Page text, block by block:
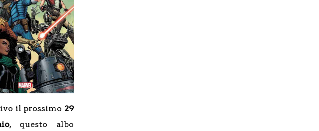
il prossimo 29
, questo albo